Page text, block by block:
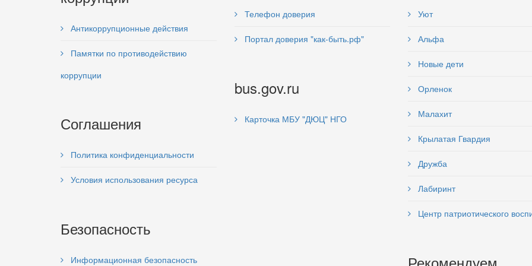
Антикоррупционные действия
Памятки по противодействию
коррупции
Соглашения
Политика конфиденциальности
Условия использования ресурса
Безопасность
Информационная безопасность
Телефон доверия
Портал доверия "как-быть.рф"
bus.gov.ru
Карточка МБУ "ДЮЦ" НГО
Уют
Альфа
Новые дети
Орленок
Малахит
Крылатая Гвардия
Дружба
Лабиринт
Центр патриотического